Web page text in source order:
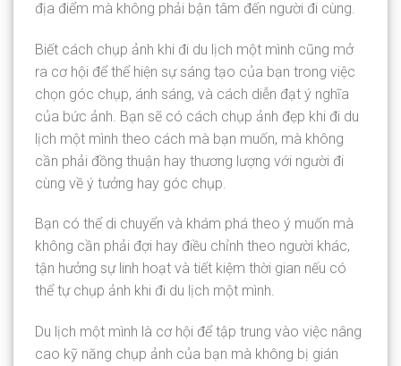
địa điểm mà không phải bận tâm đến người đi cùng.
Biết cách chụp ảnh khi đi du lịch một mình cũng mở
ra cơ hội để thể hiện sự sáng tạo của bạn trong việc
chọn góc chụp, ánh sáng, và cách diễn đạt ý nghĩa
của bức ảnh. Bạn sẽ có cách chụp ảnh đẹp khi đi du
lịch một mình theo cách mà bạn muốn, mà không
cần phải đồng thuận hay thương lượng với người đi
cùng về ý tưởng hay góc chụp.
Bạn có thể di chuyển và khám phá theo ý muốn mà
không cần phải đợi hay điều chỉnh theo người khác,
tận hưởng sự linh hoạt và tiết kiệm thời gian nếu có
thể tự chụp ảnh khi đi du lịch một mình.
Du lịch một mình là cơ hội để tập trung vào việc nâng
cao kỹ năng chụp ảnh của bạn mà không bị gián